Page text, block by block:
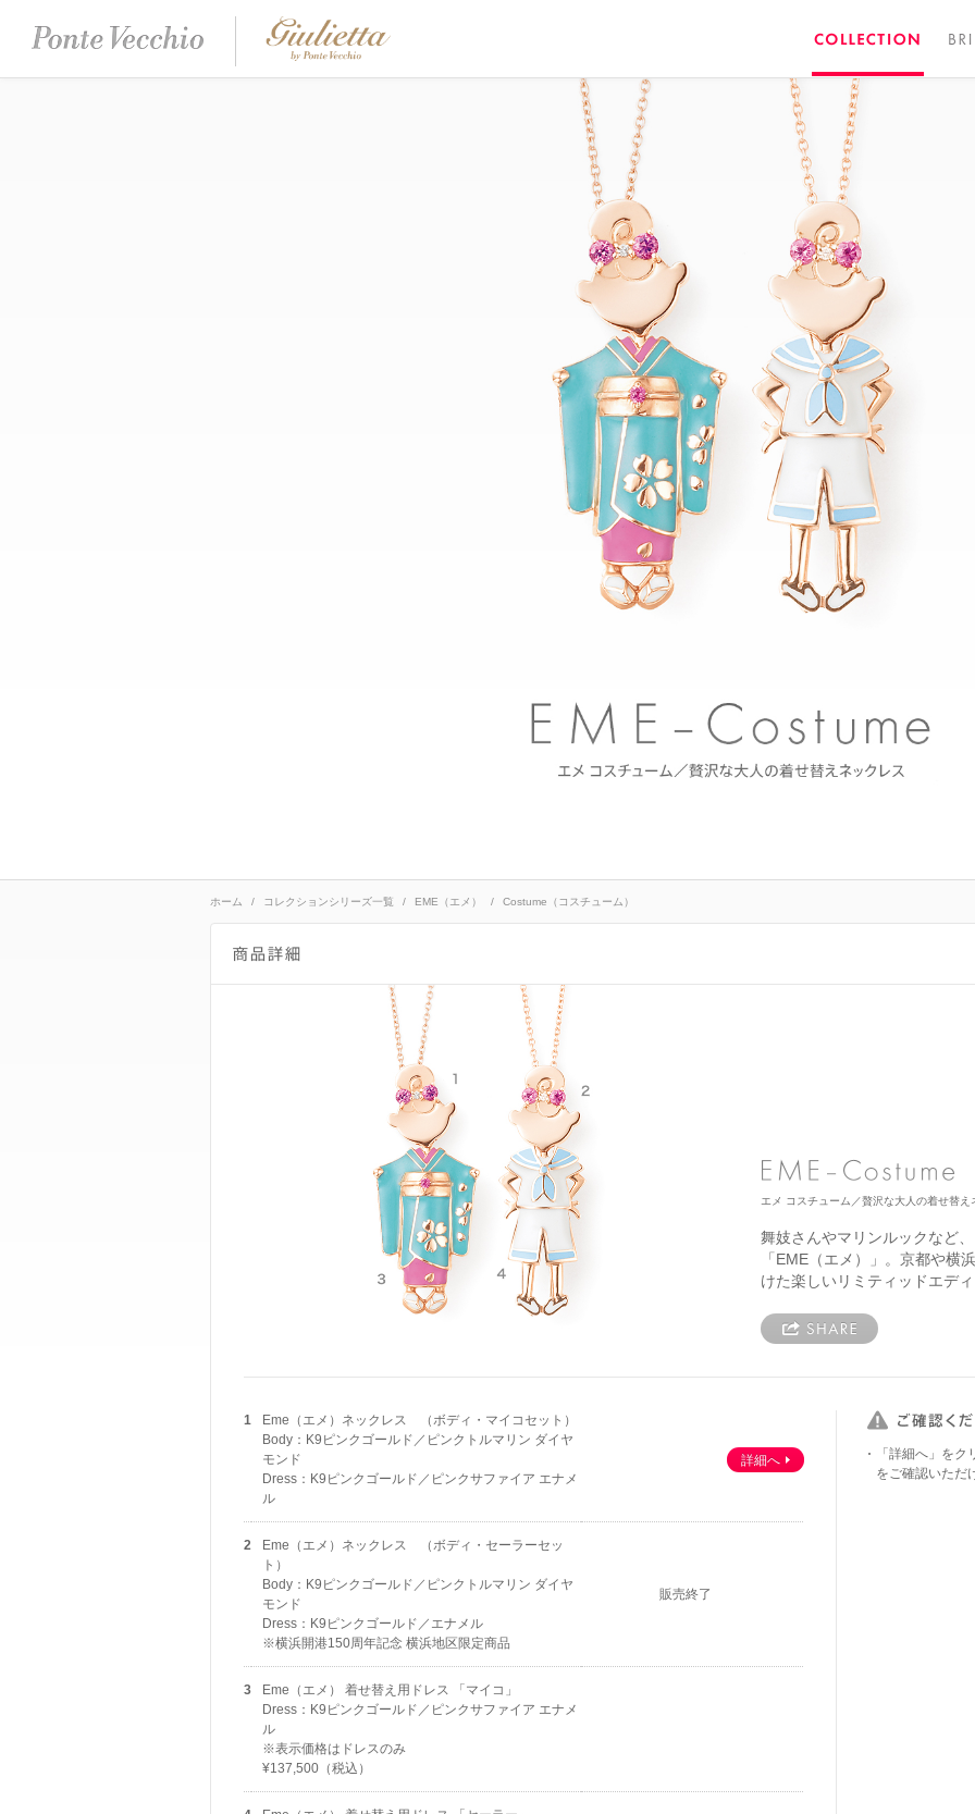
ホーム コレクションシリーズ一覧 EME（エメ） Costume（コスチューム）
エメ コスチューム／贅沢な大人の着せ替え
舞妓さんやマリンルックなど
「EME（エメ）」。京都や横
けた楽しいリミティッドエデ
1
Eme（エメ）ネックレス （ボディ・マイコセット）
Body：K9ピンクゴールド／ピンクトルマリン ダイヤ
モンド
Dress：K9ピンクゴールド／ピンクサファイア エナメ
ル
詳細へ
2
Eme（エメ）ネックレス （ボディ・セーラーセッ
ト）
Body：K9ピンクゴールド／ピンクトルマリン ダイヤ
モンド
Dress：K9ピンクゴールド／エナメル
※横浜開港150周年記念 横浜地区限定商品
販売終了
3
Eme（エメ） 着せ替え用ドレス 「マイコ」
Dress：K9ピンクゴールド／ピンクサファイア エナメ
ル
※表示価格はドレスのみ
¥137,500（税込）
「詳細へ」をク
をご確認いただ